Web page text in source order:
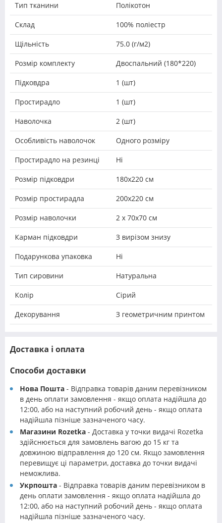
Тип тканини Полікотон
Склад 100% поліестр
Щільність 75.0 (г/м2)
Розмір комплекту Двоспальний (180*220)
Підковдра 1 (шт)
Простирадло 1 (шт)
Наволочка 2 (шт)
Особливість наволочок Одного розміру
Простирадло на резинці Ні
Розмір підковдри 180х220 см
Розмір простирадла 200х220 см
Розмір наволочки 2 х 70х70 см
Карман підковдри З вирізом знизу
Подарункова упаковка Ні
Тип сировини Натуральна
Колір Сірий
Декорування З геометричним принтом
Доставка і оплата
Способи доставки
Нова Пошта - Відправка товарів даним перевізником
в день оплати замовлення - якщо оплата надійшла до
12:00, або на наступний робочий день - якщо оплата
надійшла пізніше зазначеного часу.
Магазини Rozetka - Доставка у точки видачі Rozetka
здійснюється для замовлень вагою до 15 кг та
довжиною відправлення до 120 см. Якщо замовлення
перевищує ці параметри, доставка до точки видачі
неможлива.
Укрпошта - Відправка товарів даним перевізником в
день оплати замовлення - якщо оплата надійшла до
12:00, або на наступний робочий день - якщо оплата
надійшла пізніше зазначеного часу.